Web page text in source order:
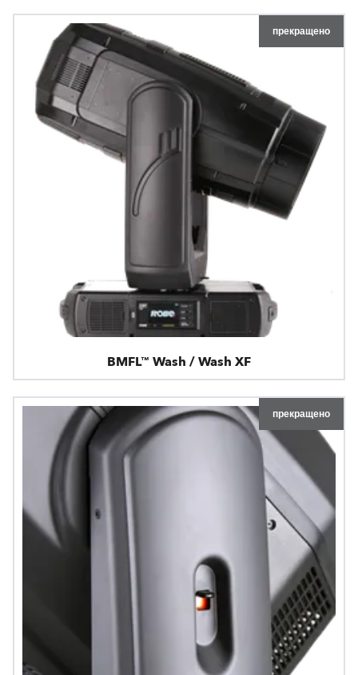
BMFL™ Wash / Wash XF
прекращено
прекращено